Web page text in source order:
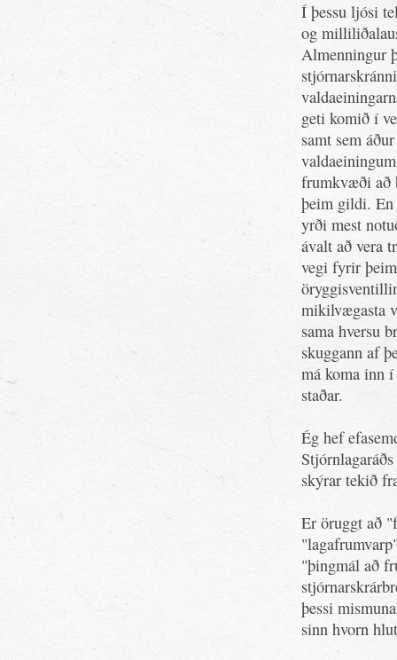
Í þessu ljósi
og
Almenningur
geti komið í
samt sem
frumkvæði að
þeim gildi. En
yrði mest
ávalt að vera
vegi fyrir
mikilvægasta
sama hversu
skuggann af
má koma inn
staðar.
Ég hef
skýrar tekið
Er öruggt að
"þingmál að
þessi
sinn hvorn